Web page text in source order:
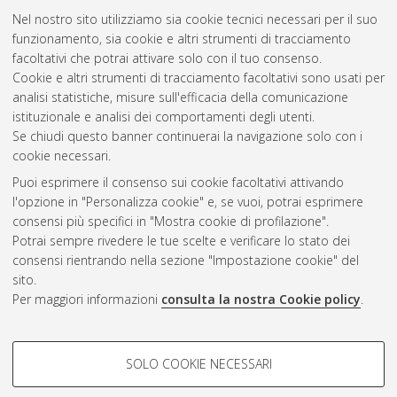
Nel nostro sito utilizziamo sia cookie tecnici necessari per il suo
funzionamento, sia cookie e altri strumenti di tracciamento
facoltativi che potrai attivare solo con il tuo consenso.
Cookie e altri strumenti di tracciamento facoltativi sono usati per
analisi statistiche, misure sull'efficacia della comunicazione
istituzionale e analisi dei comportamenti degli utenti.
Se chiudi questo banner continuerai la navigazione solo con i
cookie necessari.
Puoi esprimere il consenso sui cookie facoltativi attivando
l'opzione in "Personalizza cookie" e, se vuoi, potrai esprimere
consensi più specifici in "Mostra cookie di profilazione".
Potrai sempre rivedere le tue scelte e verificare lo stato dei
consensi rientrando nella sezione "Impostazione cookie" del
sito.
Per maggiori informazioni consulta la nostra Cookie policy.
COOKIE DI PROFILAZIONE -
SOLO COOKIE NECESSARI
Gestione del documento:
Atom
Rss 1.0
Rss 2.0
ISSN: 2038-7946
Impostazioni Cookie
Informativa sulla privacy
Condizioni d’uso del sito